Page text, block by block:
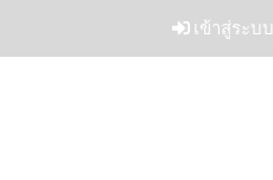
เข้าสู่ระบบ